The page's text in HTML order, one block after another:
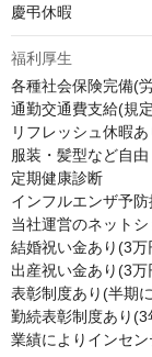
慶弔休暇
福利厚生
各種社会保険完備(
通勤交通費支給(規
リフレッシュ休暇
服装・髪型など自由
定期健康診断
インフルエンザ予
当社運営のネット
結婚祝い金あり(3万
出産祝い金あり(3万
表彰制度あり(半期
勤続表彰制度あり
業績によりインセ